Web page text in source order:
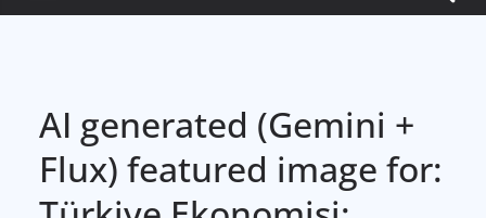
AI generated (Gemini +
Flux) featured image for: